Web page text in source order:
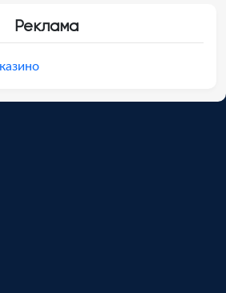
Реклама